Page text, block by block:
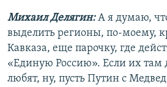
Михаил Делягин:А я думаю,
выделить регионы, по-моему,
Кавказа, еще парочку, где
«Единую Россию». Если их там
любят, ну, пусть Путин с